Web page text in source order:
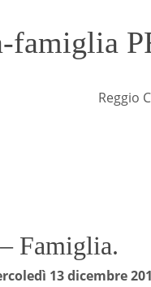
famiglia
01/
Famiglia.
13 dicembre